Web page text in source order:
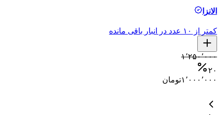
الانزا
کمتر از ۱۰ عدد در انبار باقی مانده
۱٬۲۵۰٬۰۰۰
۲۰
۱٬۰۰۰٬۰۰۰تومان